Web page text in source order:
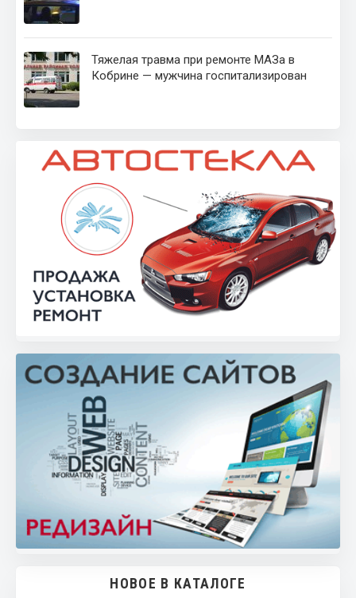
Тяжелая травма при ремонте МАЗа в
Кобрине — мужчина госпитализирован
НОВОЕ В КАТАЛОГЕ